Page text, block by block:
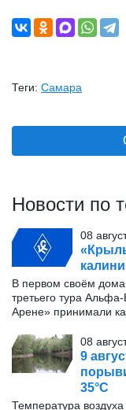
Теги: Самара
Новости по
08
В первом своём
третьего тура
Арене» принимали
08
9
35°С
Температура